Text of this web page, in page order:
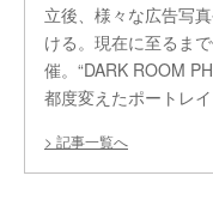
立後、様々な広告写
ける。現在に至るま
催。“DARK ROOM
都度変えたポートレ
記事一覧へ